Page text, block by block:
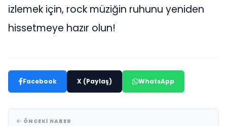
izlemek için, rock müziğin ruhunu yeniden
hissetmeye hazır olun!
Facebook X (Paylaş) WhatsApp
ÖNCEKI HABER